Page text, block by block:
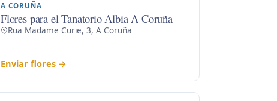
A CORUÑA
Flores para el Tanatorio Albia A Coruña
Rua Madame Curie, 3, A Coruña
Enviar flores →